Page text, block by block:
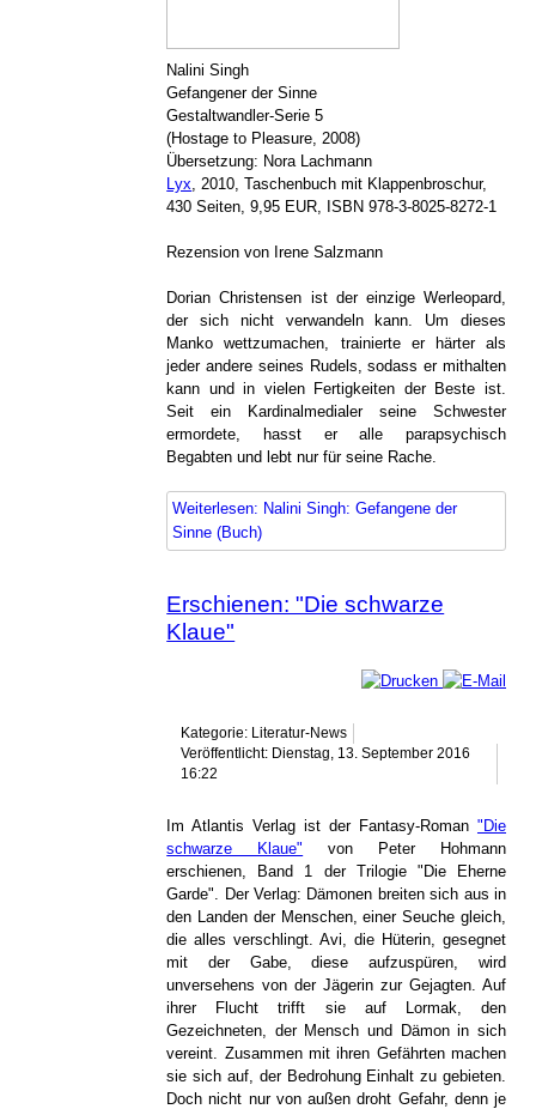
Nalini Singh
Gefangener der Sinne
Gestaltwandler-Serie 5
(Hostage to Pleasure, 2008)
Übersetzung: Nora Lachmann
Lyx , 2010, Taschenbuch mit Klappenbroschur,
430 Seiten, 9,95 EUR, ISBN 978-3-8025-8272-1
Rezension von Irene Salzmann
Dorian Christensen ist der einzige Werleopard,
der sich nicht verwandeln kann. Um dieses
Manko wettzumachen, trainierte er härter als
jeder andere seines Rudels, sodass er mithalten
kann und in vielen Fertigkeiten der Beste ist.
Seit ein Kardinalmedialer seine Schwester
ermordete, hasst er alle parapsychisch
Begabten und lebt nur für seine Rache.
Weiterlesen: Nalini Singh: Gefangene der
Sinne (Buch)
Erschienen: "Die schwarze
Klaue"
Kategorie: Literatur-News
Veröffentlicht: Dienstag, 13. September 2016
16:22
Im Atlantis Verlag ist der Fantasy-Roman "Die
schwarze Klaue" von Peter Hohmann
erschienen, Band 1 der Trilogie "Die Eherne
Garde". Der Verlag: Dämonen breiten sich aus in
den Landen der Menschen, einer Seuche gleich,
die alles verschlingt. Avi, die Hüterin, gesegnet
mit der Gabe, diese aufzuspüren, wird
unversehens von der Jägerin zur Gejagten. Auf
ihrer Flucht trifft sie auf Lormak, den
Gezeichneten, der Mensch und Dämon in sich
vereint. Zusammen mit ihren Gefährten machen
sie sich auf, der Bedrohung Einhalt zu gebieten.
Doch nicht nur von außen droht Gefahr, denn je